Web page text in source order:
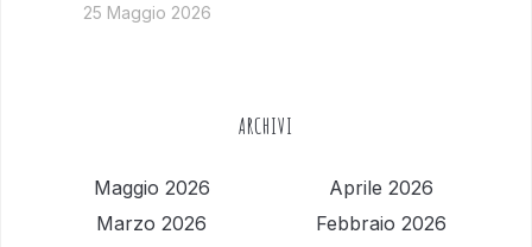
25 Maggio 2026
ARCHIVI
Maggio 2026
Aprile 2026
Marzo 2026
Febbraio 2026